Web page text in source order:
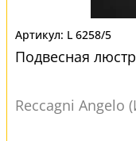
L 6258/5
Подвесная
Reccagni Angelo